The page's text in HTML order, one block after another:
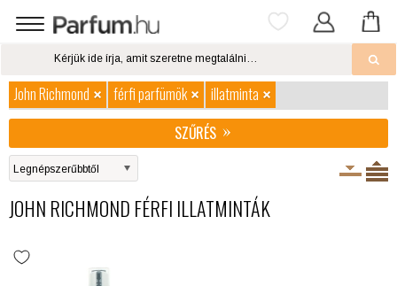
John Richmond férfi parfümök
illatminta
SZŰRÉS
JOHN RICHMOND FÉRFI ILLATMINTÁK